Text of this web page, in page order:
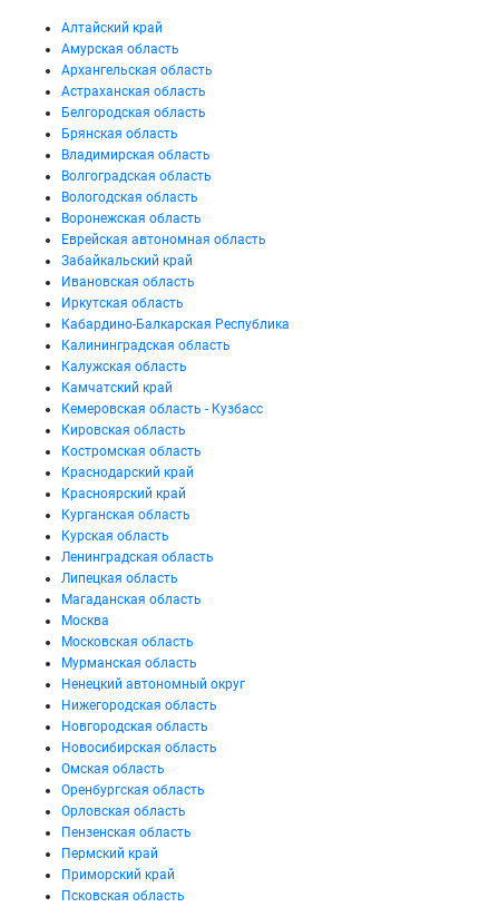
Алтайский край
Амурская область
Архангельская область
Астраханская область
Белгородская область
Брянская область
Владимирская область
Волгоградская область
Вологодская область
Воронежская область
Еврейская автономная область
Забайкальский край
Ивановская область
Иркутская область
Кабардино-Балкарская Республика
Калининградская область
Калужская область
Камчатский край
Кемеровская область - Кузбасс
Кировская область
Костромская область
Краснодарский край
Красноярский край
Курганская область
Курская область
Ленинградская область
Липецкая область
Магаданская область
Москва
Московская область
Мурманская область
Ненецкий автономный округ
Нижегородская область
Новгородская область
Новосибирская область
Омская область
Оренбургская область
Орловская область
Пензенская область
Пермский край
Приморский край
Псковская область